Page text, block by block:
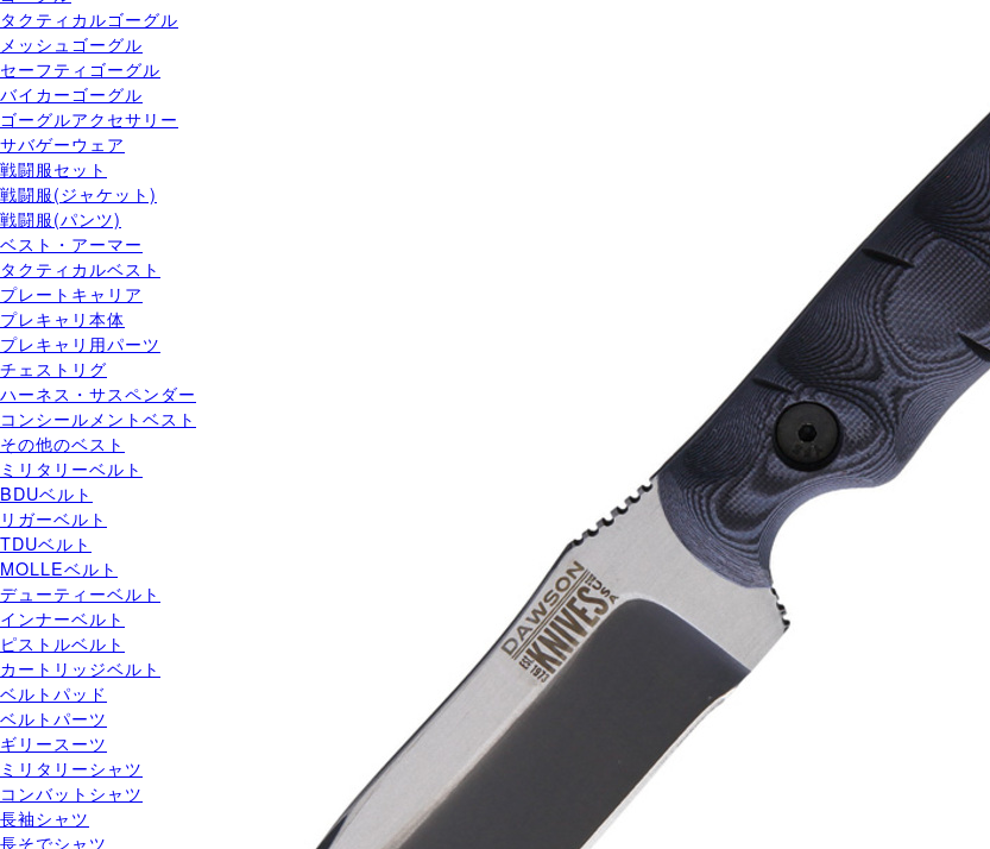
タクティカルゴーグル
メッシュゴーグル
セーフティゴーグル
バイカーゴーグル
ゴーグルアクセサリー
サバゲーウェア
戦闘服セット
戦闘服(ジャケット)
戦闘服(パンツ)
ベスト・アーマー
タクティカルベスト
プレートキャリア
プレキャリ本体
プレキャリ用パーツ
チェストリグ
ハーネス・サスペンダー
コンシールメントベスト
その他のベスト
ミリタリーベルト
BDUベルト
リガーベルト
TDUベルト
MOLLEベルト
デューティーベルト
インナーベルト
ピストルベルト
カートリッジベルト
ベルトパッド
ベルトパーツ
ギリースーツ
ミリタリーシャツ
コンバットシャツ
長袖シャツ
長そでシャツ